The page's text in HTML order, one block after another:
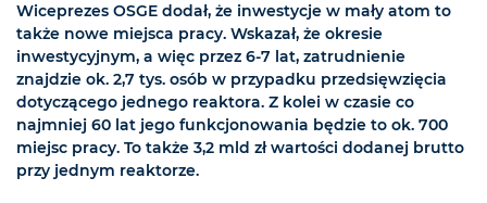
Wiceprezes OSGE dodał, że inwestycje w mały atom to
także nowe miejsca pracy. Wskazał, że okresie
inwestycyjnym, a więc przez 6-7 lat, zatrudnienie
znajdzie ok. 2,7 tys. osób w przypadku przedsięwzięcia
dotyczącego jednego reaktora. Z kolei w czasie co
najmniej 60 lat jego funkcjonowania będzie to ok. 700
miejsc pracy. To także 3,2 mld zł wartości dodanej brutto
przy jednym reaktorze.